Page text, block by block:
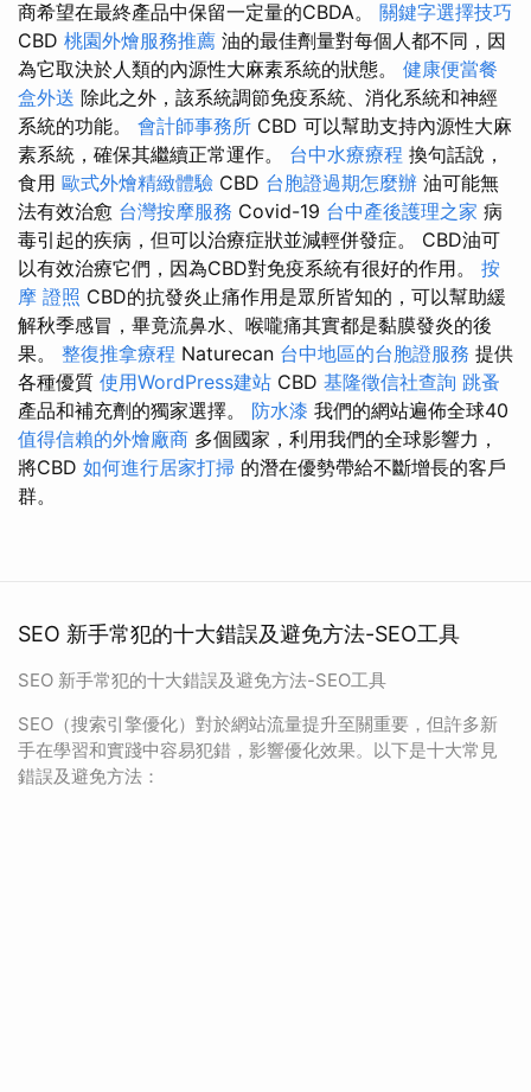
商希望在最終產品中保留一定量的CBDA。 關鍵字選擇技巧
CBD 桃園外燴服務推薦 油的最佳劑量對每個人都不同，因
為它取決於人類的內源性大麻素系統的狀態。 健康便當餐
盒外送 除此之外，該系統調節免疫系統、消化系統和神經
系統的功能。 會計師事務所 CBD 可以幫助支持內源性大麻
素系統，確保其繼續正常運作。 台中水療療程 換句話說，
食用 歐式外燴精緻體驗 CBD 台胞證過期怎麼辦 油可能無
法有效治愈 台灣按摩服務 Covid-19 台中產後護理之家 病
毒引起的疾病，但可以治療症狀並減輕併發症。 CBD油可
以有效治療它們，因為CBD對免疫系統有很好的作用。 按
摩 證照 CBD的抗發炎止痛作用是眾所皆知的，可以幫助緩
解秋季感冒，畢竟流鼻水、喉嚨痛其實都是黏膜發炎的後
果。 整復推拿療程 Naturecan 台中地區的台胞證服務 提供
各種優質 使用WordPress建站 CBD 基隆徵信社查詢 跳蚤
產品和補充劑的獨家選擇。 防水漆 我們的網站遍佈全球40
值得信賴的外燴廠商 多個國家，利用我們的全球影響力，
將CBD 如何進行居家打掃 的潛在優勢帶給不斷增長的客戶
群。
SEO 新手常犯的十大錯誤及避免方法-SEO工具
SEO 新手常犯的十大錯誤及避免方法-SEO工具
SEO（搜索引擎優化）對於網站流量提升至關重要，但許多新
手在學習和實踐中容易犯錯，影響優化效果。以下是十大常見
錯誤及避免方法：